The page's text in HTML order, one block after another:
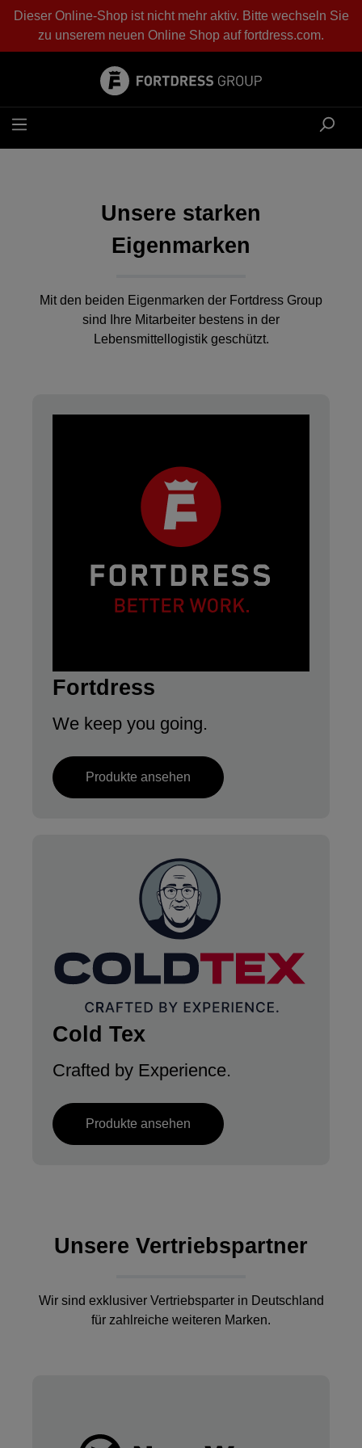
springen
Dieser Online-Shop ist nicht mehr aktiv. Bitte wechseln Sie
zu unserem neuen Online Shop auffortdress.com.
Unsere starken
Eigenmarken
Mit den beiden Eigenmarken der Fortdress Group
sind Ihre Mitarbeiter bestens in der
Lebensmittellogistik geschützt.
Fortdress
We keep you going.
Produkte ansehen
Cold Tex
Crafted by Experience.
Produkte ansehen
Unsere Vertriebspartner
Wir sind exklusiver Vertriebsparter in Deutschland
für zahlreiche weiteren Marken.